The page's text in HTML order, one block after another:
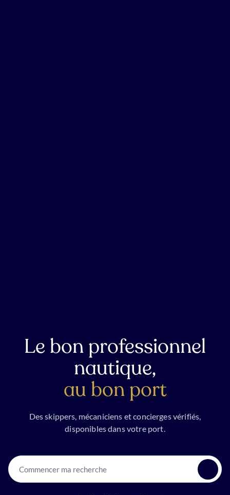
Le bon professionnel
nautique,
au bon port
Des skippers, mécaniciens et concierges vérifiés,
disponibles dans votre port.
Commencer ma recherche